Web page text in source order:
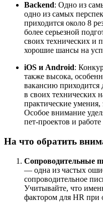
Backend: Одно из
одно из самых
приходится около 8
более серьезной
своих технических и
хорошие шансы на
iOS и Android:
также высока,
вакансию
в своих технических
практические умения,
Особое внимание
пет-проектов и
На что обратить
Сопроводительные
— одна из частых
сопроводительное
Учитывайте, что
фактором для HR при